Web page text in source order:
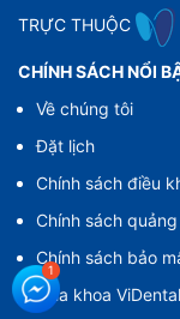
TRỰC THUỘC
CHÍNH SÁCH NỔI
Về chúng tôi
Đặt lịch
Chính sách điều
Chính sách
Chính sách bảo
Nha khoa ViDental